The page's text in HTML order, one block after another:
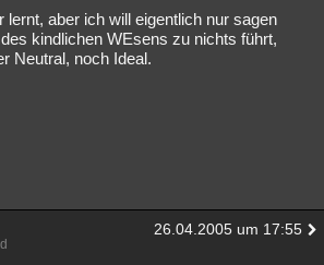
lernt, aber ich will eigentlich nur sagen
kindlichen WEsens zu nichts führt,
Neutral, noch Ideal.
26.04.2005 um 17:55